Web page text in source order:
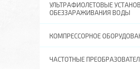
УЛЬТРАФИОЛЕТОВЫЕ
ОБЕЗЗАРАЖИВАНИЯ ВОДЫ
КОМПРЕССОРНОЕ
ЧАСТОТНЫЕ